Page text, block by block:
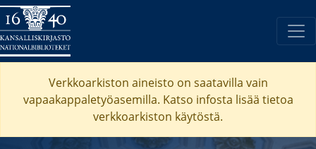
Verkkoarkiston aineisto on saatavilla vain
vapaakappaletyöasemilla. Katso infosta lisää tietoa
verkkoarkiston käytöstä.